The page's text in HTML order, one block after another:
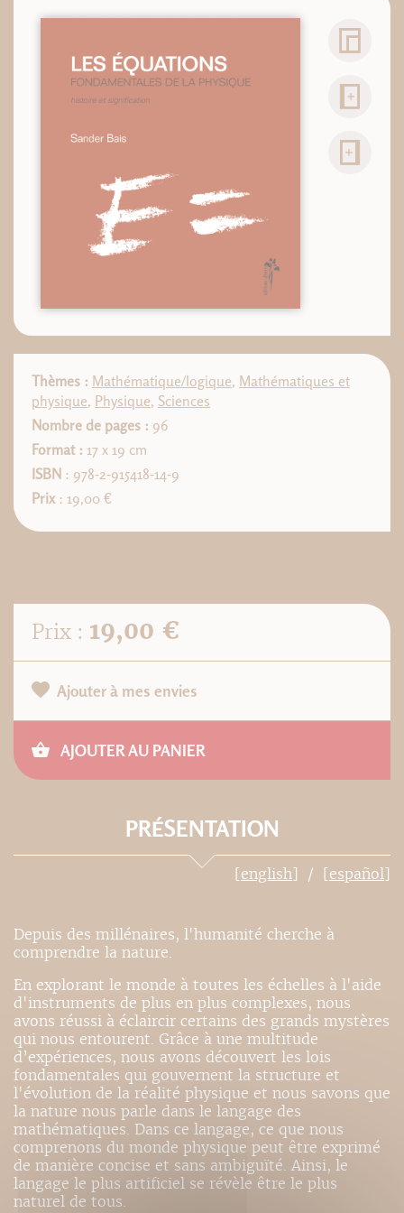
Thèmes : Mathématique/logique, Mathématiques et
physique, Physique, Sciences
Nombre de pages : 96
Format : 17 x 19 cm
ISBN : 978-2-915418-14-9
Prix: 19,00 €
Prix : 19,00 €
Ajouter à mes envies
AJOUTER AU PANIER
PRÉSENTATION
[english] [español]
Depuis des millénaires, l'humanité cherche à
comprendre la nature.
En explorant le monde à toutes les échelles à l'aide
d'instruments de plus en plus complexes, nous
avons réussi à éclaircir certains des grands mystères
qui nous entourent. Grâce à une multitude
d’expériences, nous avons découvert les lois
fondamentales qui gouvernent la structure et
l'évolution de la réalité physique et nous savons que
la nature nous parle dans le langage des
mathématiques. Dans ce langage, ce que nous
comprenons du monde physique peut être exprimé
de manière concise et sans ambiguïté. Ainsi, le
langage le plus artificiel se révèle être le plus
naturel de tous.